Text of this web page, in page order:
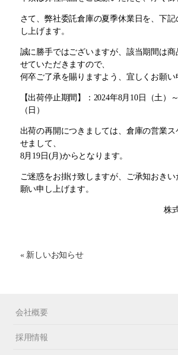
さて、弊社委託倉庫の夏季休業日を、下記
し上げます。
誠に勝手ではございますが、該当期間は商
せていただきますので、
何卒ご了承を賜りますよう、宜しくお願い
【出荷停止期間】：2024年8月10日（土）
（日）
出荷の再開につきましては、倉庫の営業ス
せまして、
8月19日(月)からとなります。
ご迷惑をお掛け致しますが、ご承知おき
願い申し上げます。
株
« 新しいお知らせ
会社概要
採用情報